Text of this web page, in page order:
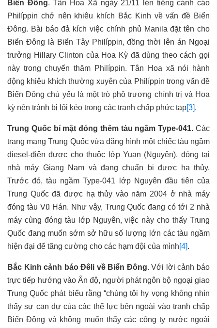
Biển Đông. Tân Hoa Xã ngày 21/11 lên tiếng cảnh cáo
Philíppin chớ nên khiêu khích Bắc Kinh về vấn đề Biển
Đông. Bài báo đả kích việc chính phủ Manila đặt tên cho
Biển Đông là Biển Tây Philíppin, đồng thời lên án Ngoại
trưởng Hillary Clinton của Hoa Kỳ đã dùng theo cách gọi
này trong chuyến thăm Philíppin. Tân Hoa xã nói hành
động khiêu khích thường xuyên của Philíppin trong vấn đề
Biển Đông chủ yếu là một trò phô trương chính trị và Hoa
kỳ nên tránh bị lôi kéo trong các tranh chấp phức tạp[3].
Trung Quốc bí mật đóng thêm tàu ngầm Type-041. Các
trang mạng Trung Quốc vừa đăng hình một chiếc tàu ngầm
diesel-điện được cho thuộc lớp Yuan (Nguyên), đóng tại
nhà máy Giang Nam và đang chuẩn bị được hạ thủy.
Trước đó, tàu ngầm Type-041 lớp Nguyên đầu tiên của
Trung Quốc đã được hạ thủy vào năm 2004 ở nhà máy
đóng tàu Vũ Hán. Như vậy, Trung Quốc đang có tới 2 nhà
máy cùng đóng tàu lớp Nguyên, việc này cho thấy Trung
Quốc đang muốn sớm sở hữu số lượng lớn các tàu ngầm
hiện đại để tăng cường cho các hạm đội của mình[4].
Bắc Kinh cảnh báo Đêli về Biển Đông. Với lời cảnh báo
trực tiếp hướng vào Ấn độ, người phát ngôn bộ ngoại giao
Trung Quốc phát biểu rằng “chúng tôi hy vọng không nhìn
thấy sự can dự của các thế lực bên ngoài vào tranh chấp
Biển Đông và không muốn thấy các công ty nước ngoài